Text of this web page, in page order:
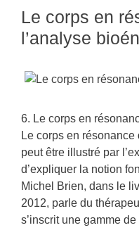
Le corps en
l’analyse
6. Le corps en
Le corps en
peut être illustré par
d’expliquer la notion
Michel Brien, dans le
2012, parle du
s’inscrit une gamme